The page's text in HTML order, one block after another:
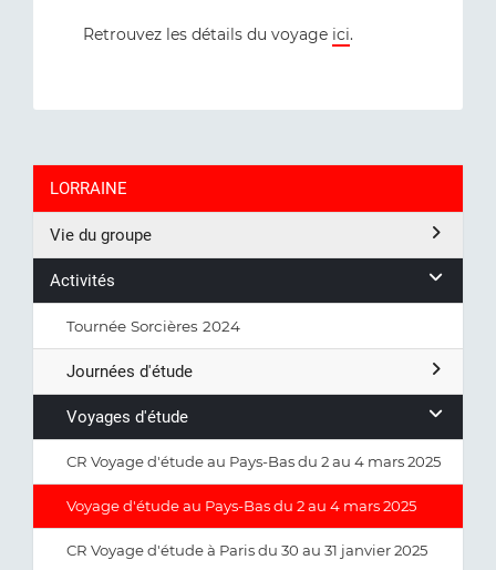
Retrouvez les détails du voyage ici.
LORRAINE
Vie du groupe
Activités
Tournée Sorcières 2024
Journées d'étude
Voyages d'étude
CR Voyage d'étude au Pays-Bas du 2 au 4 mars 2025
Voyage d'étude au Pays-Bas du 2 au 4 mars 2025
CR Voyage d'étude à Paris du 30 au 31 janvier 2025